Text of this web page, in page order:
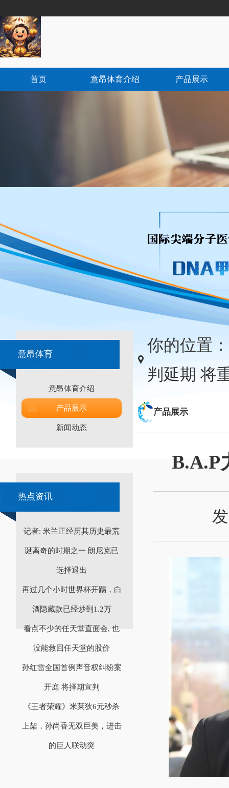
首页 意昂体育介绍 产品展示
意昂体育
意昂体育介绍
产品展示
新闻动态
热点资讯
记者: 米兰正经历其历史最荒
诞离奇的时期之一 朗尼克已
选择退出
再过几个小时世界杯开踢，白
酒隐藏款已经炒到1.2万
看点不少的任天堂直面会, 也
没能救回任天堂的股价
孙红雷全国首例声音权纠纷案
开庭 将择期宣判
《王者荣耀》米莱狄6元秒杀
上架，孙尚香无双巨美，进击
的巨人联动突
你的位置：
判延期 将
产品展示
B.A.P